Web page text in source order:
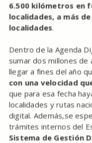
6.500 kilómetros en
localidades, a más
localidades.
Dentro de la Agenda
sumar dos millones de
llegar a fines del año
con una velocidad
que para esa fecha
localidades y rutas
digital. Además,se
trámites internos del
Sistema de Gestión